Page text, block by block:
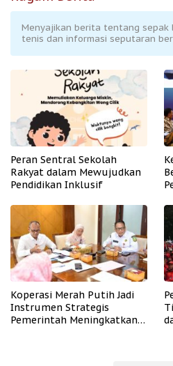
Menyajikan berita tentang sepak
tenis dan informasi seputaran
Peran Sentral Sekolah
Rakyat dalam Mewujudkan
Pendidikan Inklusif
Koperasi Merah Putih Jadi
Instrumen Strategis
Pemerintah Meningkatkan